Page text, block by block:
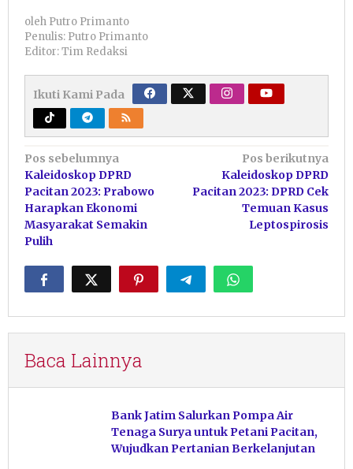
oleh Putro Primanto
Penulis: Putro Primanto
Editor: Tim Redaksi
Ikuti Kami Pada
Navigasi
pos
Pos sebelumnya
Kaleidoskop DPRD
Pacitan 2023: Prabowo
Harapkan Ekonomi
Masyarakat Semakin
Pulih
Pos berikutnya
Kaleidoskop DPRD
Pacitan 2023: DPRD Cek
Temuan Kasus
Leptospirosis
Baca Lainnya
Bank Jatim Salurkan Pompa Air
Tenaga Surya untuk Petani Pacitan,
Wujudkan Pertanian Berkelanjutan